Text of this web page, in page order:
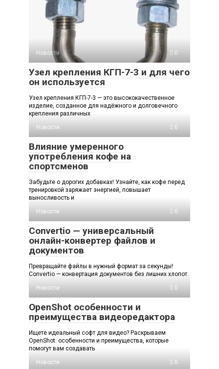
Новости 0
Узел крепления КГП-7-3 и для чего
он используется
Узел крепления КГП-7-3 — это высококачественное
изделие, созданное для надёжного и долговечного
крепления различных
Новости
0
Влияние умеренного
употребления кофе на
спортсменов
Забудьте о дорогих добавках! Узнайте, как кофе перед
тренировкой заряжает энергией, повышает
выносливость и
Новости
0
Convertio — универсальный
онлайн-конвертер файлов и
документов
Превращайте файлы в нужный формат за секунды!
Convertio — конвертация документов без лишних хлопот.
Новости
0
OpenShot особенности и
преимущества видеоредактора
Ищете идеальный софт для видео? Раскрываем
OpenShot: особенности и преимущества, которые
помогут вам создавать
Новости
0